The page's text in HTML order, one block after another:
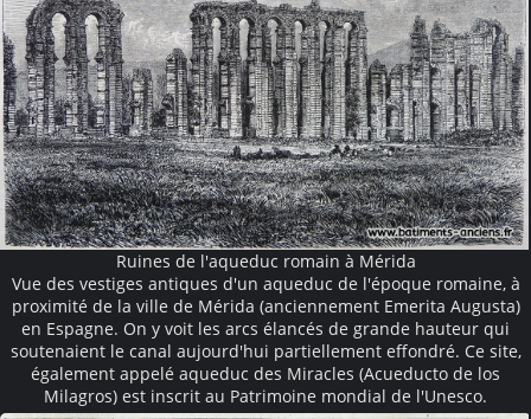
Ruines de l'aqueduc romain à Mérida
Vue des vestiges antiques d'un aqueduc de l'époque romaine, à
proximité de la ville de Mérida (anciennement Emerita Augusta)
en Espagne. On y voit les arcs élancés de grande hauteur qui
soutenaient le canal aujourd'hui partiellement effondré. Ce site,
également appelé aqueduc des Miracles (Acueducto de los
Milagros) est inscrit au Patrimoine mondial de l'Unesco.